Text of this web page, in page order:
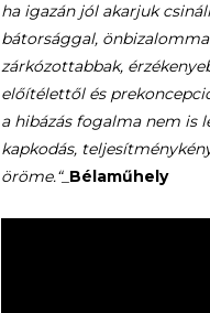
ha igazán jól akarjuk
bátorsággal,
zárkózottabbak,
előítélettől és
a hibázás fogalma nem is
kapkodás,
öröme.“_ Bélaműhely